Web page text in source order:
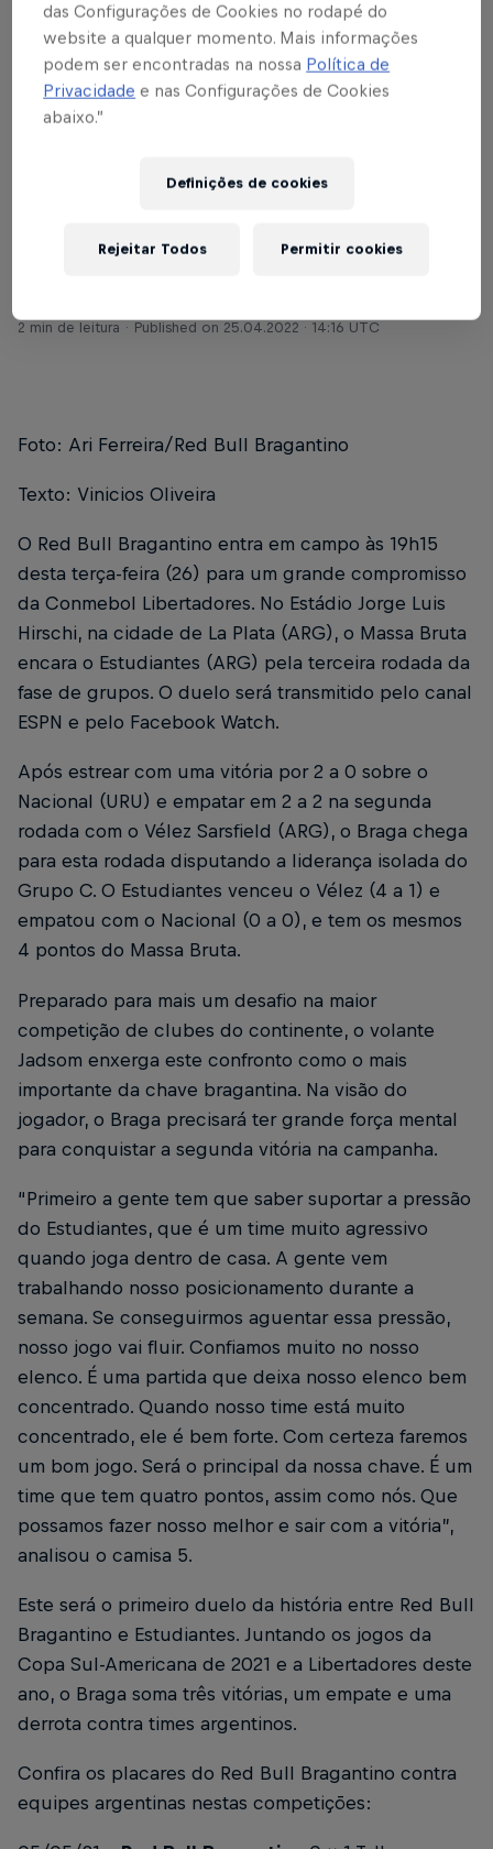
Red Bull Bragantino
disputa liderança de
grupo na Libertadores
com Estudiantes
2 min de leitura
Published on 25.04.2022 · 14:16 UTC
Foto: Ari Ferreira/Red Bull Bragantino
Texto: Vinicios Oliveira
O Red Bull Bragantino entra em campo às 19h15
desta terça-feira (26) para um grande compromisso
da Conmebol Libertadores. No Estádio Jorge Luis
Hirschi, na cidade de La Plata (ARG), o Massa Bruta
encara o Estudiantes (ARG) pela terceira rodada da
fase de grupos. O duelo será transmitido pelo canal
ESPN e pelo Facebook Watch.
Após estrear com uma vitória por 2 a 0 sobre o
Nacional (URU) e empatar em 2 a 2 na segunda
rodada com o Vélez Sarsfield (ARG), o Braga chega
para esta rodada disputando a liderança isolada do
Grupo C. O Estudiantes venceu o Vélez (4 a 1) e
empatou com o Nacional (0 a 0), e tem os mesmos
4 pontos do Massa Bruta.
Preparado para mais um desafio na maior
competição de clubes do continente, o volante
Jadsom enxerga este confronto como o mais
importante da chave bragantina. Na visão do
jogador, o Braga precisará ter grande força mental
para conquistar a segunda vitória na campanha.
“Primeiro a gente tem que saber suportar a pressão
do Estudiantes, que é um time muito agressivo
quando joga dentro de casa. A gente vem
trabalhando nosso posicionamento durante a
semana. Se conseguirmos aguentar essa pressão,
nosso jogo vai fluir. Confiamos muito no nosso
elenco. É uma partida que deixa nosso elenco bem
concentrado. Quando nosso time está muito
concentrado, ele é bem forte. Com certeza faremos
um bom jogo. Será o principal da nossa chave. É um
time que tem quatro pontos, assim como nós. Que
possamos fazer nosso melhor e sair com a vitória”,
analisou o camisa 5.
Este será o primeiro duelo da história entre Red Bull
Bragantino e Estudiantes. Juntando os jogos da
Copa Sul-Americana de 2021 e a Libertadores deste
ano, o Braga soma três vitórias, um empate e uma
derrota contra times argentinos.
Confira os placares do Red Bull Bragantino contra
equipes argentinas nestas competições:
das Configurações de Cookies no rodapé do
website a qualquer momento. Mais informações
podem ser encontradas na nossa Política de
Privacidade e nas Configurações de Cookies
abaixo.”
Definições de cookies
Rejeitar Todos Permitir cookies